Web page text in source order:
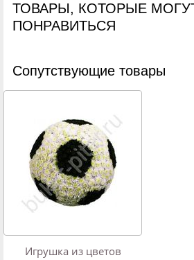
ТОВАРЫ, КОТОРЫЕ
ПОНРАВИТЬСЯ
Cопутствующие товары
Игрушка из цветов